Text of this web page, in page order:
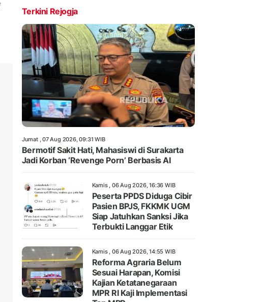
Terkini Rejogja
Jumat , 07 Aug 2026, 09:31 WIB
Bermotif Sakit Hati, Mahasiswi di Surakarta
Jadi Korban ‘Revenge Porn’ Berbasis AI
Kamis , 06 Aug 2026, 16:36 WIB
Peserta PPDS Diduga Cibir
Pasien BPJS, FKKMK UGM
Siap Jatuhkan Sanksi Jika
Terbukti Langgar Etik
Kamis , 06 Aug 2026, 14:55 WIB
Reforma Agraria Belum
Sesuai Harapan, Komisi
Kajian Ketatanegaraan
MPR RI Kaji Implementasi